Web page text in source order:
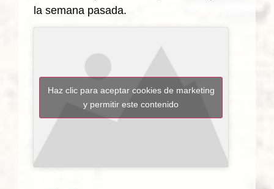
la semana pasada.
Haz clic para aceptar cookies de marketing
y permitir este contenido